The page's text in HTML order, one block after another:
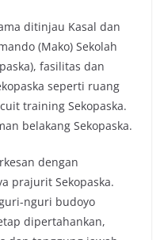
ditinjau Kasal dan
(Mako) Sekolah
fasilitas dan
seperti ruang
training Sekopaska.
belakang Sekopaska.
dengan
prajurit Sekopaska.
nguri budoyo
dipertahankan,